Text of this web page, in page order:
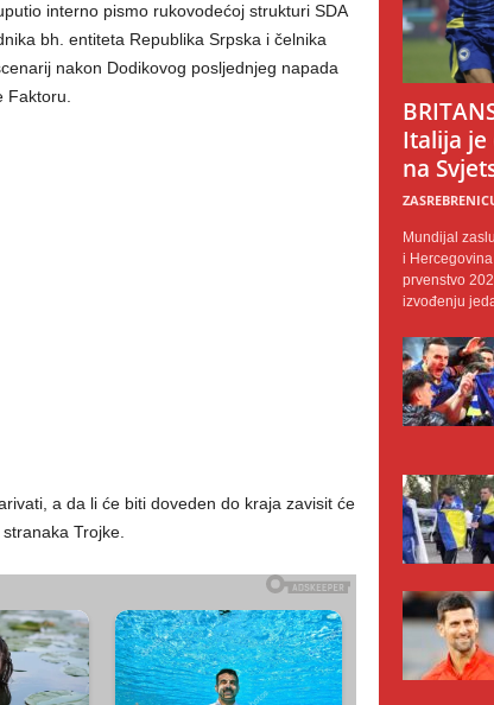
interno pismo rukovodećoj strukturi SDA
bh. entiteta Republika Srpska i čelnika
nakon Dodikovog posljednjeg napada
a da li će biti doveden do kraja zavisit će
Trojke.
Italija
na
Mundijal
i
prvenstvo
izvođenju